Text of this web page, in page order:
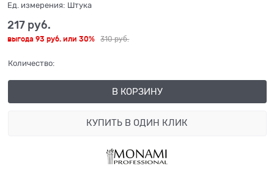
Ед. измерения: Штука
310 руб.
217 руб.
выгода 93 руб. или 30%
Количество:
В КОРЗИНУ
КУПИТЬ В ОДИН КЛИК